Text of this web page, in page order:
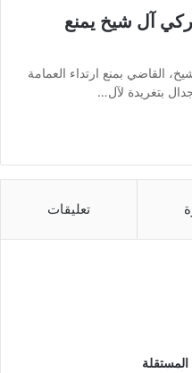
آل شيخ يمنع
القاضي بمنع ارتداء العمامة
بتغريدة لآل…
تعليقات